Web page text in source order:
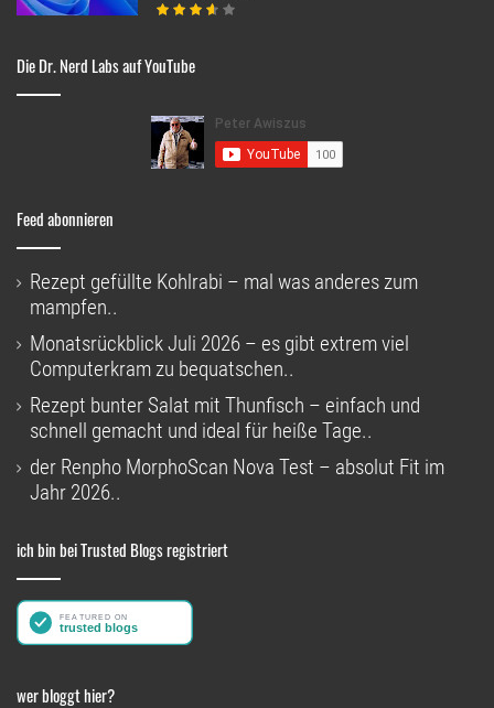
Die Dr. Nerd Labs auf YouTube
Feed abonnieren
Rezept gefüllte Kohlrabi – mal was anderes zum
mampfen..
Monatsrückblick Juli 2026 – es gibt extrem viel
Computerkram zu bequatschen..
Rezept bunter Salat mit Thunfisch – einfach und
schnell gemacht und ideal für heiße Tage..
der Renpho MorphoScan Nova Test – absolut Fit im
Jahr 2026..
ich bin bei Trusted Blogs registriert
wer bloggt hier?